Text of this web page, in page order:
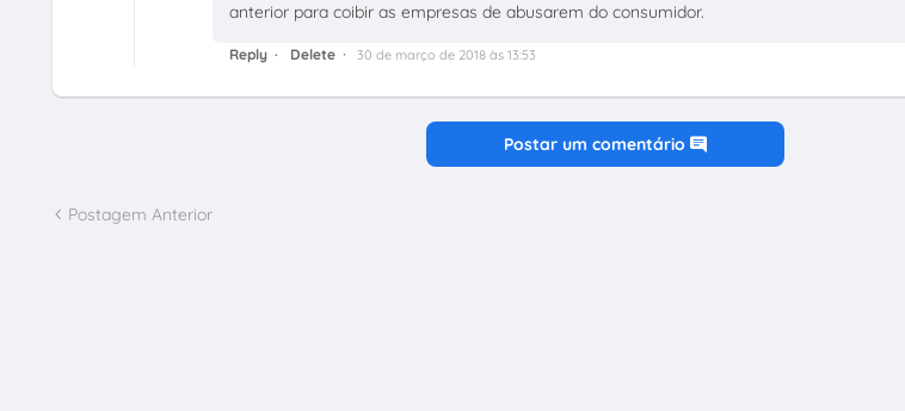
anterior para coibir as empresas de abusarem do consumidor.
Reply Delete 30 de março de 2018 às 13:53
Postar um comentário
Postagem Anterior